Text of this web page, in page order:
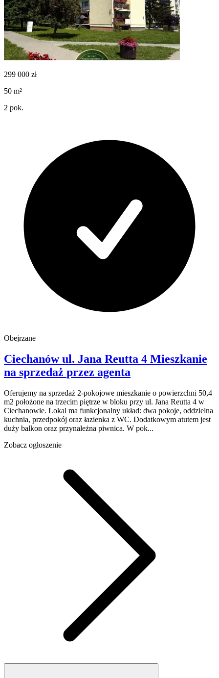
299 000 zł
50 m²
2 pok.
Obejrzane
Ciechanówul. Jana Reutta 4 Mieszkanie
na sprzedaż przez agenta
Oferujemy na sprzedaż 2-pokojowe mieszkanie o powierzchni 50,4
m2 położone na trzecim piętrze w bloku przy ul. Jana Reutta 4 w
Ciechanowie. Lokal ma funkcjonalny układ: dwa pokoje, oddzielna
kuchnia, przedpokój oraz łazienka z WC. Dodatkowym atutem jest
duży balkon oraz przynależna piwnica. W pok...
Zobacz ogłoszenie